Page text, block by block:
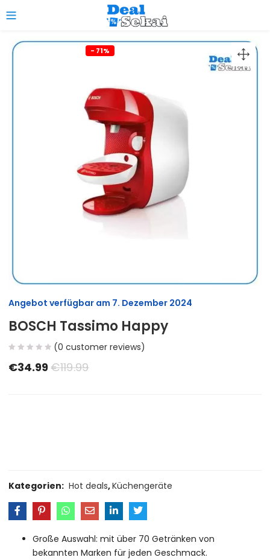
- 71%
Angebot verfügbar am 7. Dezember 2024
BOSCH Tassimo Happy
(0 customer reviews)
€34.99€119.99
Kategorien: Hot deals,Küchengeräte
Große Auswahl: mit über 70 Getränken von
bekannten Marken für jeden Geschmack.